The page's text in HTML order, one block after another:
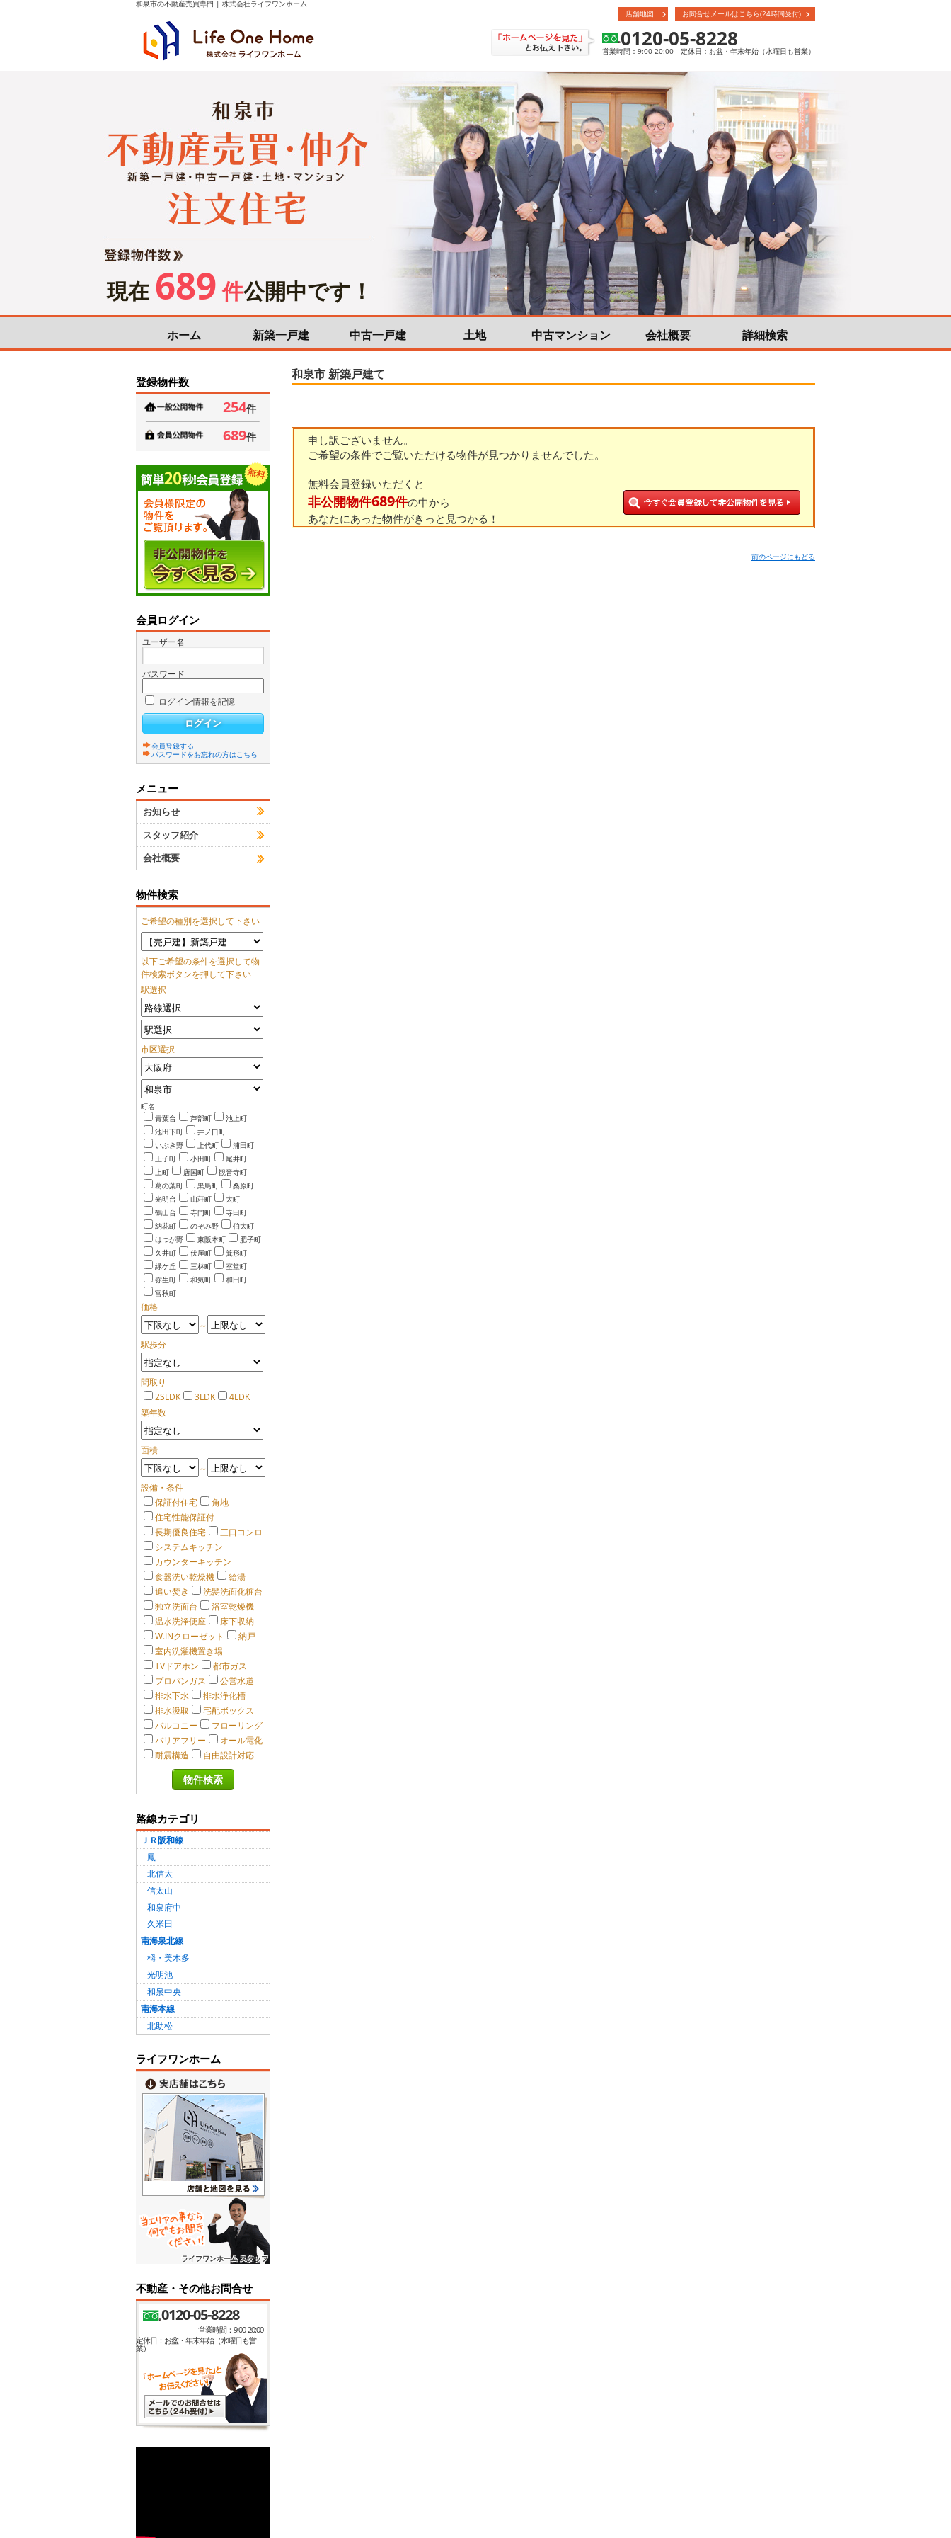
和泉市の不動産売買専門 | 株式会社ライフワンホーム
店舗地図
お問合せメールはこちら(24時間受付)
0120-05-8228
営業時間：9:00-20:00 定休日：お盆・年末年始（水曜日も営業）
現在 689 件公開中です！
ホーム 新築一戸建 中古一戸建 土地 中古マンション 会社概要 詳細検索
和泉市 新築戸建て
申し訳ございません。
ご希望の条件でご覧いただける物件が見つかりませんでした。
無料会員登録いただくと
非公開物件689件の中から
あなたにあった物件がきっと見つかる！
前のページにもどる
登録物件数
254件
689件
会員ログイン
ユーザー名
パスワード
ログイン情報を記憶
会員登録する
パスワードをお忘れの方はこちら
メニュー
お知らせ
スタッフ紹介
会社概要
物件検索
ご希望の種別を選択して下さい
以下ご希望の条件を選択して物
件検索ボタンを押して下さい
駅選択
市区選択
町名
青葉台
芦部町
池上町
池田下町
井ノ口町
いぶき野
上代町
浦田町
王子町
小田町
尾井町
上町
唐国町
観音寺町
葛の葉町
黒鳥町
桑原町
光明台
山荘町
太町
鶴山台
寺門町
寺田町
納花町
のぞみ野
伯太町
はつが野
東阪本町
肥子町
久井町
伏屋町
箕形町
緑ケ丘
三林町
室堂町
弥生町
和気町
和田町
富秋町
価格
～
駅歩分
間取り
2SLDK
3LDK
4LDK
築年数
面積
～
設備・条件
保証付住宅
角地
住宅性能保証付
長期優良住宅
三口コンロ
システムキッチン
カウンターキッチン
食器洗い乾燥機
給湯
追い焚き
洗髪洗面化粧台
独立洗面台
浴室乾燥機
温水洗浄便座
床下収納
W.INクローゼット
納戸
室内洗濯機置き場
TVドアホン
都市ガス
プロパンガス
公営水道
排水下水
排水浄化槽
排水汲取
宅配ボックス
バルコニー
フローリング
バリアフリー
オール電化
耐震構造
自由設計対応
路線カテゴリ
ＪＲ阪和線
鳳
北信太
信太山
和泉府中
久米田
南海泉北線
栂・美木多
光明池
和泉中央
南海本線
北助松
ライフワンホーム
ライフワンホーム スタッフ
不動産・その他お問合せ
0120-05-8228
営業時間：9:00-20:00
定休日：お盆・年末年始（水曜日も営
業）